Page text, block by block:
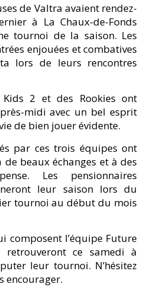
de Valtra avaient rendez-
à La Chaux-de-Fonds
tournoi de la saison. Les
enjouées et combatives
lors de leurs rencontres
Kids 2 et des Rookies ont
midi avec un bel esprit
de bien jouer évidente.
par ces trois équipes ont
de beaux échanges et à des
Les pensionnaires
leur saison lors du
tournoi au début du mois
composent l’équipe Future
ce samedi à
leur tournoi. N’hésitez
encourager.